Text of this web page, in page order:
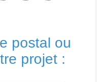
postal ou
projet :